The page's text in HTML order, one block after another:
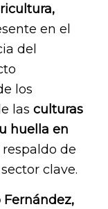
en el
del
los
las culturas
huella en
respaldo de
clave.